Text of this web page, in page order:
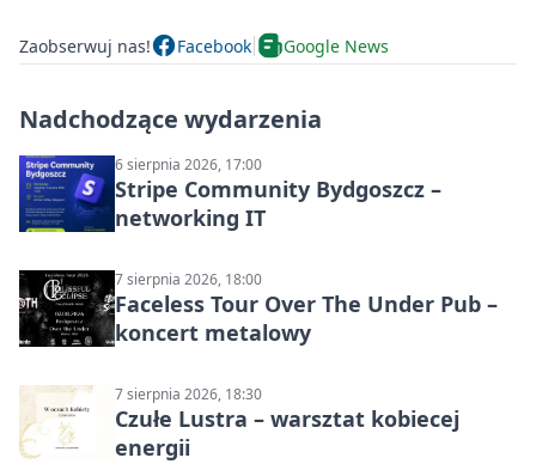
Zaobserwuj nas! Facebook Google News
Nadchodzące wydarzenia
6 sierpnia 2026, 17:00
Stripe Community Bydgoszcz –
networking IT
7 sierpnia 2026, 18:00
Faceless Tour Over The Under Pub –
koncert metalowy
7 sierpnia 2026, 18:30
Czułe Lustra – warsztat kobiecej
energii